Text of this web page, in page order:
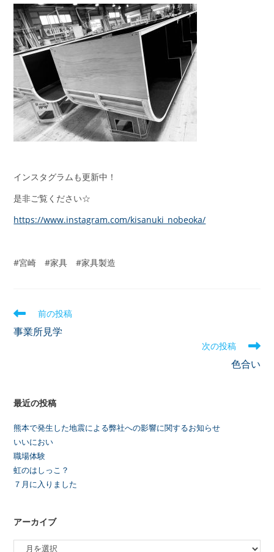
インスタグラムも更新中！
是非ご覧ください☆
https://www.instagram.com/kisanuki_nobeoka/
#宮崎 #家具 #家具製造
前の投稿
事業所見学
次の投稿
色合い
最近の投稿
熊本で発生した地震による弊社への影響に関するお知らせ
いいにおい
職場体験
虹のはしっこ？
７月に入りました
アーカイブ